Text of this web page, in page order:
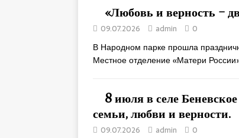
«Любовь и верность –
09.07.2026 admin 0
В Народном парке прошла
Местное отделение «Матери
8 июля в селе
семьи, любви и верности.
09.07.2026 admin 0